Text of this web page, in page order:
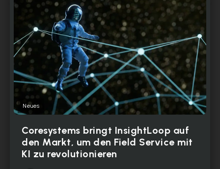
Neues
Coresystems bringt InsightLoop auf
den Markt, um den Field Service mit
KI zu revolutionieren